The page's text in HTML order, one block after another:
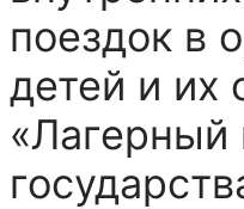
поездок в
детей и их
«Лагерный